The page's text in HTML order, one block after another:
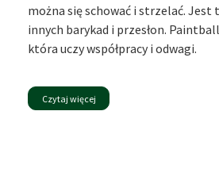
można się schować i strzelać. Jest
innych barykad i przesłon.
która uczy współpracy i odwagi.
Czytaj więcej